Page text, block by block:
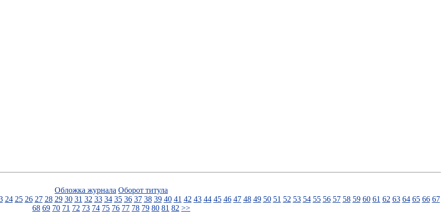
Обложка журнала Оборот титула
24 25 26 27 28 29 30 31 32 33 34 35 36 37 38 39 40 41 42 43 44 45 46 47 48 49 50 51 52 53 54 55 56 57 58 59 60 61 62 63 64 65 66 67
68 69 70 71 72 73 74 75 76 77 78 79 80 81 82 >>